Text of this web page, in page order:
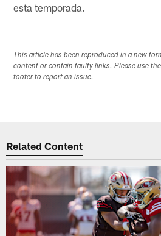
esta temporada.
This article has been reproduced in a new
content or contain faulty links. Please use
footer to report an issue.
Related Content